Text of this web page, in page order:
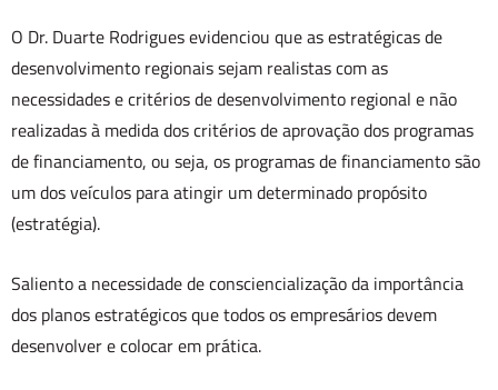
O Dr. Duarte Rodrigues evidenciou que as estratégicas de
desenvolvimento regionais sejam realistas com as
necessidades e critérios de desenvolvimento regional e não
realizadas à medida dos critérios de aprovação dos programas
de financiamento, ou seja, os programas de financiamento são
um dos veículos para atingir um determinado propósito
(estratégia).
Saliento a necessidade de consciencialização da importância
dos planos estratégicos que todos os empresários devem
desenvolver e colocar em prática.